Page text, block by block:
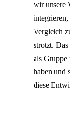
wir unsere
integrieren,
Vergleich
strotzt.
als Gruppe
haben und
diese